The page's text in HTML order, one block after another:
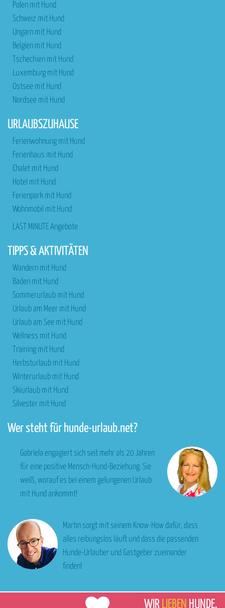
Polen mit Hund
Schweiz mit Hund
Ungarn mit Hund
Belgien mit Hund
Tschechien mit Hund
Luxemburg mit Hund
Ostsee mit Hund
Nordsee mit Hund
URLAUBSZUHAUSE
Ferienwohnung mit Hund
Ferienhaus mit Hund
Chalet mit Hund
Hotel mit Hund
Ferienpark mit Hund
Wohnmobil mit Hund
LAST MINUTE Angebote
TIPPS & AKTIVITÄTEN
Wandern mit Hund
Baden mit Hund
Sommerurlaub mit Hund
Urlaub am Meer mit Hund
Urlaub am See mit Hund
Wellness mit Hund
Training mit Hund
Herbsturlaub mit Hund
Winterurlaub mit Hund
Skiurlaub mit Hund
Silvester mit Hund
Wer steht für hunde-urlaub.net?
Gabriela engagiert sich seit mehr als 20 Jahren
für eine positive Mensch-Hund-Beziehung. Sie
weiß, worauf es bei einem gelungenen Urlaub
mit Hund ankommt!
Martin sorgt mit seinem Know-How dafür, dass
alles reibungslos läuft und dass die passenden
Hunde-Urlauber und Gastgeber zueinander
finden!
WIR LIEBEN HUNDE.